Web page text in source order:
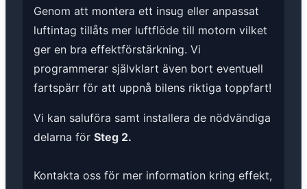
Genom att montera ett insug eller anpassat
luftintag tillåts mer luftflöde till motorn vilket
ger en bra effektförstärkning. Vi
programmerar självklart även bort eventuell
fartspärr för att uppnå bilens riktiga toppfart!
Vi kan saluföra samt installera de nödvändiga
delarna för Steg 2.
Kontakta oss för mer information kring effekt,